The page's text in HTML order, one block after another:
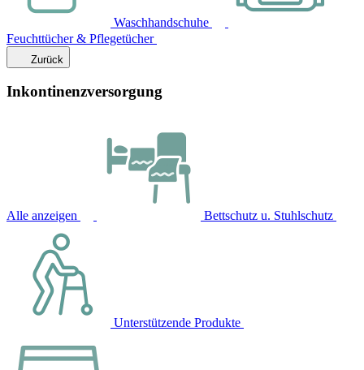
Waschhandschuhe
Feuchttücher & Pflegetücher
Zurück
Inkontinenzversorgung
Alle anzeigen Bettschutz u. Stuhlschutz
Unterstützende Produkte